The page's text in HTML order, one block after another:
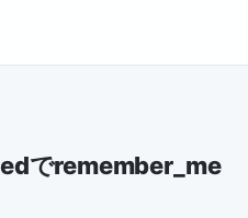
でremember_me